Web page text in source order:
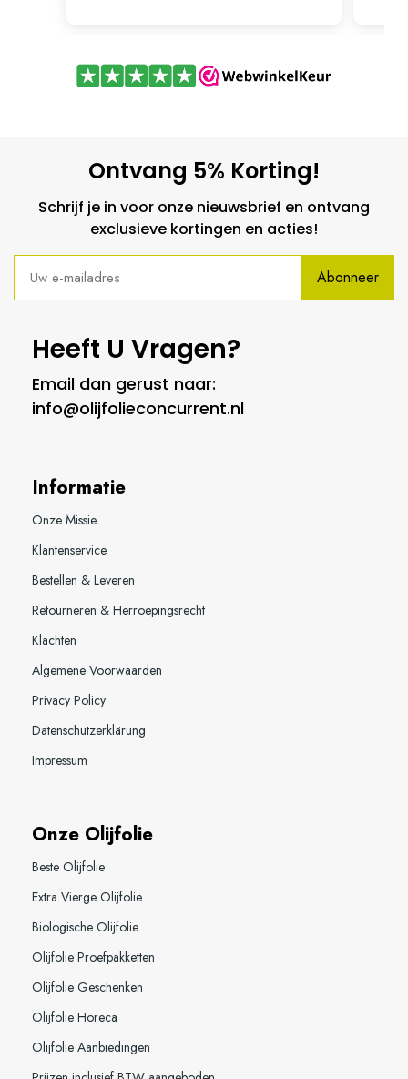
Ontvang 5% Korting!
Schrijf je in voor onze nieuwsbrief en ontvang
exclusieve kortingen en acties!
Abonneer
Heeft U Vragen?
Email dan gerust naar:
info@olijfolieconcurrent.nl
Informatie
Onze Missie
Klantenservice
Bestellen & Leveren
Retourneren & Herroepingsrecht
Klachten
Algemene Voorwaarden
Privacy Policy
Datenschutzerklärung
Impressum
Onze Olijfolie
Beste Olijfolie
Extra Vierge Olijfolie
Biologische Olijfolie
Olijfolie Proefpakketten
Olijfolie Geschenken
Olijfolie Horeca
Olijfolie Aanbiedingen